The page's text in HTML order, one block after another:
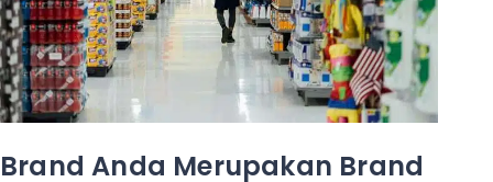
Brand Anda Merupakan Brand